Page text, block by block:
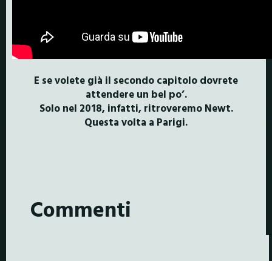
E se volete già il secondo capitolo dovrete
attendere un bel po’.
Solo nel 2018, infatti, ritroveremo Newt.
Questa volta a Parigi.
Commenti